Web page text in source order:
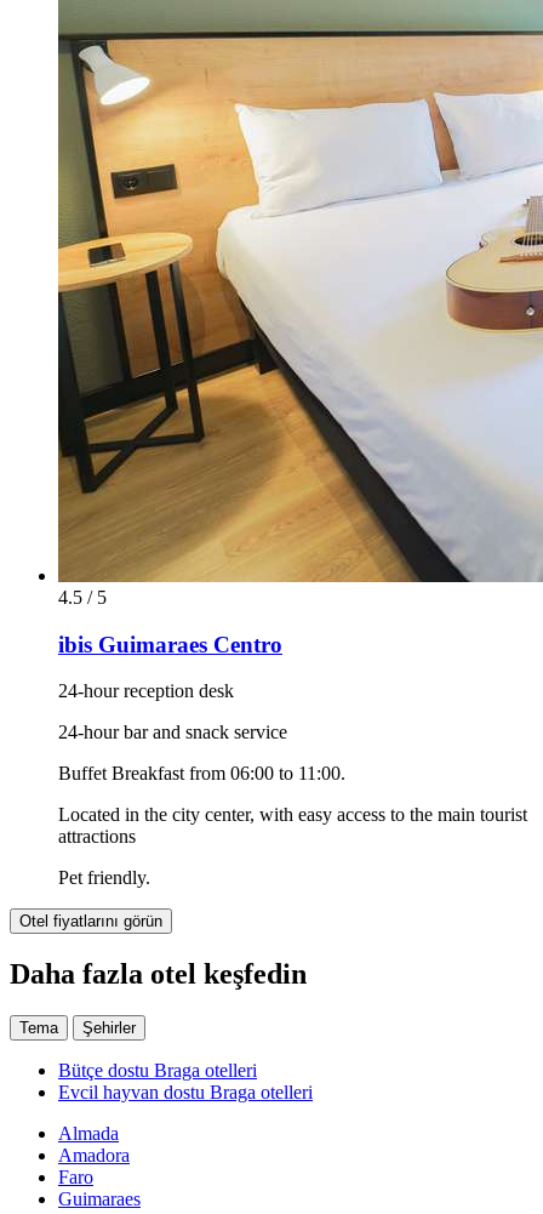
4.5 / 5
ibis Guimaraes Centro
24-hour reception desk
24-hour bar and snack service
Buffet Breakfast from 06:00 to 11:00.
Located in the city center, with easy access to the main tourist
attractions
Pet friendly.
Otel fiyatlarını görün
Daha fazla otel keşfedin
Tema Şehirler
Bütçe dostu Braga otelleri
Evcil hayvan dostu Braga otelleri
Almada
Amadora
Faro
Guimaraes